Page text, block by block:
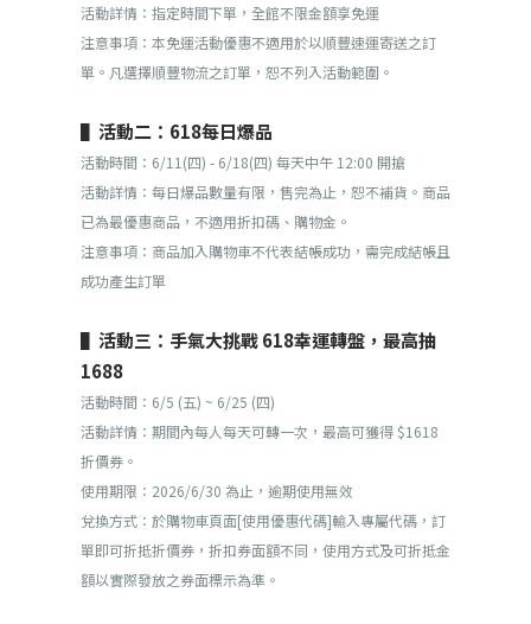
活動詳情：指定時間下單，全館不限金額享免運
注意事項：本免運活動優惠不適用於以順豐速運寄送之訂
單。凡選擇順豐物流之訂單，恕不列入活動範圍。
▌活動二：618每日爆品
活動時間：6/11(四) - 6/18(四) 每天中午 12:00 開搶
活動詳情：每日爆品數量有限，售完為止，恕不補貨。商品
已為最優惠商品，不適用折扣碼、購物金。
注意事項：商品加入購物車不代表結帳成功，需完成結帳且
成功產生訂單
▌活動三：手氣大挑戰 618幸運轉盤，最高抽
1688
活動時間：6/5 (五) ~ 6/25 (四)
活動詳情：期間內每人每天可轉一次，最高可獲得 $1618
折價券。
使用期限：2026/6/30 為止，逾期使用無效
兌換方式：於購物車頁面[使用優惠代碼]輸入專屬代碼，訂
單即可折抵折價券，折扣券面額不同，使用方式及可折抵金
額以實際發放之券面標示為準。